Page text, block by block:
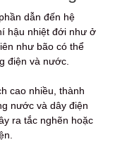
dẫn đến hệ
hậu nhiệt đới như ở
như bão có thể
điện và nước.
cao nhiều, thành
nước và dây điện
ra tắc nghẽn hoặc